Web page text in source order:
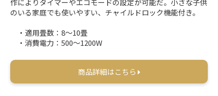
作によりタイマーやエコモードの設定が可能だ。小さな子供
のいる家庭でも使いやすい、チャイルドロック機能付き。
・適用畳数：8～10畳
・消費電力：500～1200W
商品詳細はこちら